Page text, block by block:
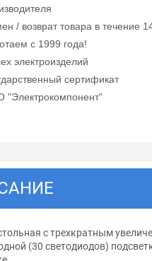
/ возврат товара в течение
с 1999 года!
электроизделий
сертификат
с трехкратным
(30 светодиодов)